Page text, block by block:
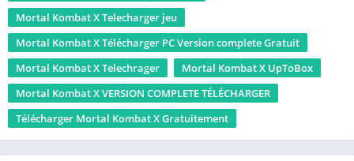
Mortal Kombat X Telecharger jeu
Mortal Kombat X Télécharger PC Version complete Gratuit
Mortal Kombat X Telechrager
Mortal Kombat X UpToBox
Mortal Kombat X VERSION COMPLETE TÉLÉCHARGER
Télécharger Mortal Kombat X Gratuitement